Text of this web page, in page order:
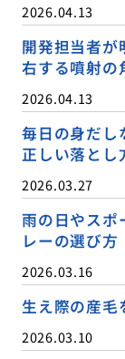
2026.04.13
開発担当者が
右する噴射の
2026.04.13
毎日の身だし
正しい落とし
2026.03.27
雨の日やスポ
レーの選び方
2026.03.16
生え際の産
2026.03.10